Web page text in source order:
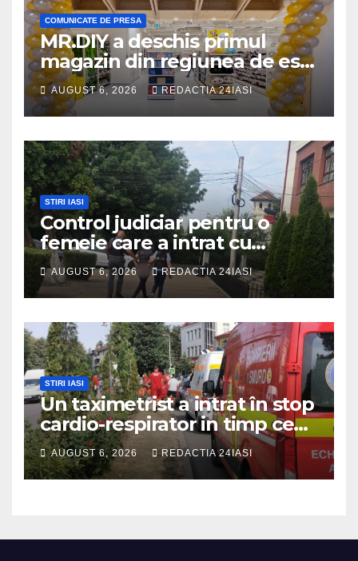
COMUNICATE DE PRESA
MR.DIY a deschis primul
magazin din regiunea de est,
la Iulius Mall Iași: peste 10.000
de produse, la prețuri
avantajoase
AUGUST 6, 2026 REDACTIA 24IASI
STIRI IASI
Control judiciar pentru o
femeie care a intrat cu
mașina într-o turmă de oi
AUGUST 6, 2026 REDACTIA 24IASI
STIRI IASI
Un taximetrist a intrat în stop
cardio-respirator in timp ce
se afla la volan
AUGUST 6, 2026 REDACTIA 24IASI